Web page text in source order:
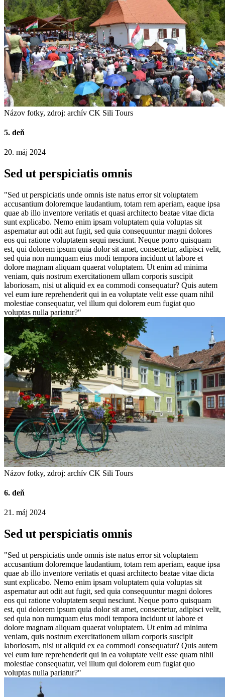
Názov fotky, zdroj: archív CK Sili Tours
5. deň
20. máj 2024
Sed ut perspiciatis omnis
"Sed ut perspiciatis unde omnis iste natus error sit voluptatem
accusantium doloremque laudantium, totam rem aperiam, eaque ipsa
quae ab illo inventore veritatis et quasi architecto beatae vitae dicta
sunt explicabo. Nemo enim ipsam voluptatem quia voluptas sit
aspernatur aut odit aut fugit, sed quia consequuntur magni dolores
eos qui ratione voluptatem sequi nesciunt. Neque porro quisquam
est, qui dolorem ipsum quia dolor sit amet, consectetur, adipisci velit,
sed quia non numquam eius modi tempora incidunt ut labore et
dolore magnam aliquam quaerat voluptatem. Ut enim ad minima
veniam, quis nostrum exercitationem ullam corporis suscipit
laboriosam, nisi ut aliquid ex ea commodi consequatur? Quis autem
vel eum iure reprehenderit qui in ea voluptate velit esse quam nihil
molestiae consequatur, vel illum qui dolorem eum fugiat quo
voluptas nulla pariatur?"
Názov fotky, zdroj: archív CK Sili Tours
6. deň
21. máj 2024
Sed ut perspiciatis omnis
"Sed ut perspiciatis unde omnis iste natus error sit voluptatem
accusantium doloremque laudantium, totam rem aperiam, eaque ipsa
quae ab illo inventore veritatis et quasi architecto beatae vitae dicta
sunt explicabo. Nemo enim ipsam voluptatem quia voluptas sit
aspernatur aut odit aut fugit, sed quia consequuntur magni dolores
eos qui ratione voluptatem sequi nesciunt. Neque porro quisquam
est, qui dolorem ipsum quia dolor sit amet, consectetur, adipisci velit,
sed quia non numquam eius modi tempora incidunt ut labore et
dolore magnam aliquam quaerat voluptatem. Ut enim ad minima
veniam, quis nostrum exercitationem ullam corporis suscipit
laboriosam, nisi ut aliquid ex ea commodi consequatur? Quis autem
vel eum iure reprehenderit qui in ea voluptate velit esse quam nihil
molestiae consequatur, vel illum qui dolorem eum fugiat quo
voluptas nulla pariatur?"